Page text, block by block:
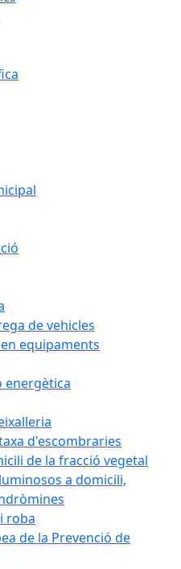
de vehicles
equipaments
energètica
d'escombraries
de la fracció vegetal
a domicili,
roba
de la Prevenció de